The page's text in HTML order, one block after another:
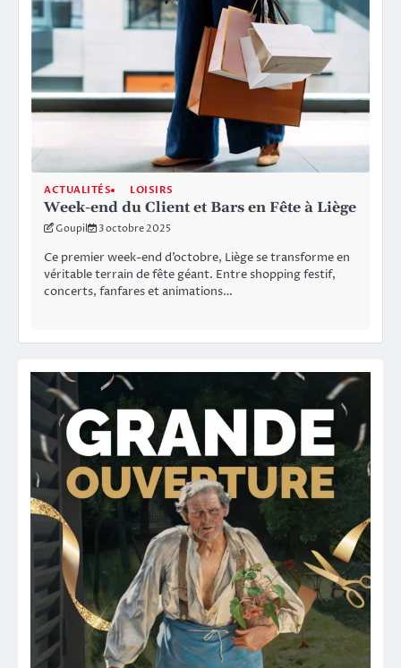
ACTUALITÉS LOISIRS
Week-end du Client et Bars en Fête à Liège
Goupil 3 octobre 2025
Ce premier week-end d’octobre, Liège se transforme en
véritable terrain de fête géant. Entre shopping festif,
concerts, fanfares et animations…